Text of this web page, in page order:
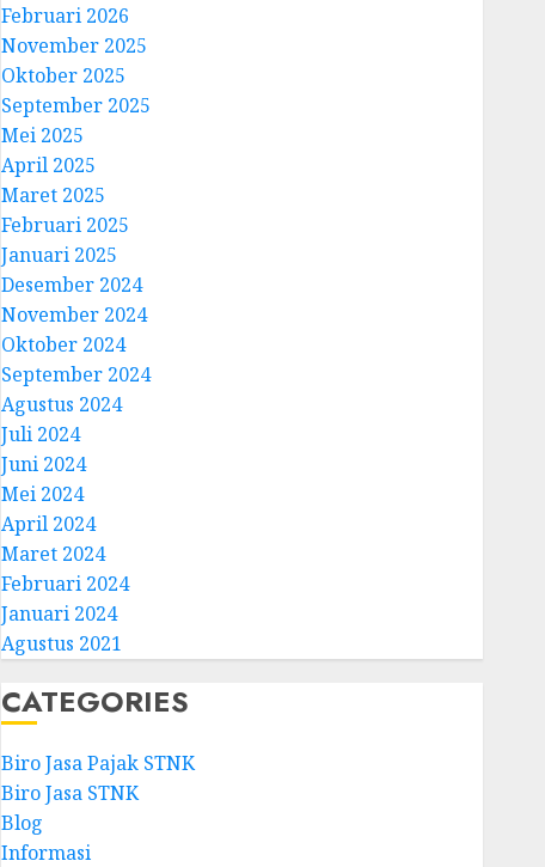
Februari 2026
November 2025
Oktober 2025
September 2025
Mei 2025
April 2025
Maret 2025
Februari 2025
Januari 2025
Desember 2024
November 2024
Oktober 2024
September 2024
Agustus 2024
Juli 2024
Juni 2024
Mei 2024
April 2024
Maret 2024
Februari 2024
Januari 2024
Agustus 2021
CATEGORIES
Biro Jasa Pajak STNK
Biro Jasa STNK
Blog
Informasi